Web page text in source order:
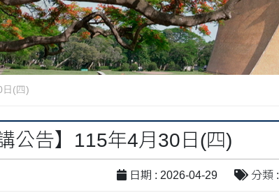
日(四)
公告】115年4月30日(四)
日期 : 2026-04-29 分類 :